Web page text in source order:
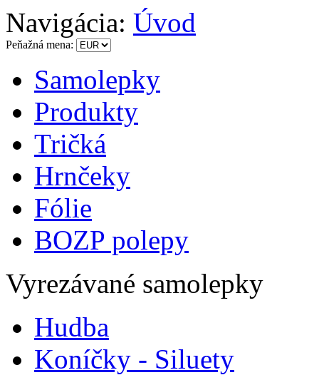
Navigácia: Úvod
Peňažná mena:
Samolepky
Produkty
Tričká
Hrnčeky
Fólie
BOZP polepy
Vyrezávané samolepky
Hudba
Koníčky - Siluety